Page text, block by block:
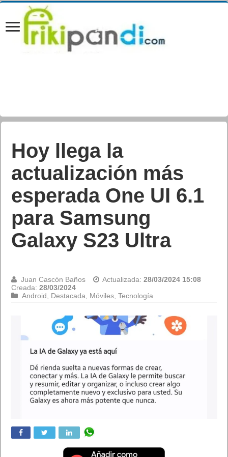
Hoy llega la
actualización más
esperada One UI 6.1
para Samsung
Galaxy S23 Ultra
Juan Cascón Baños Actualizada:28/03/2024 15:08
Creada:28/03/2024
Android
Destacada Móviles ,Tecnología